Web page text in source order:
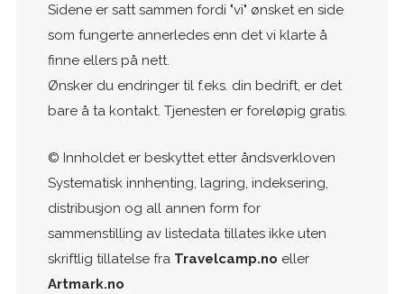
Sidene er satt sammen fordi "vi" ønsket en side
som fungerte annerledes enn det vi klarte å
finne ellers på nett.
Ønsker du endringer til f.eks. din bedrift, er det
bare å ta kontakt. Tjenesten er foreløpig gratis.
© Innholdet er beskyttet etter åndsverkloven
Systematisk innhenting, lagring, indeksering,
distribusjon og all annen form for
sammenstilling av listedata tillates ikke uten
skriftlig tillatelse fra Travelcamp.no eller
Artmark.no